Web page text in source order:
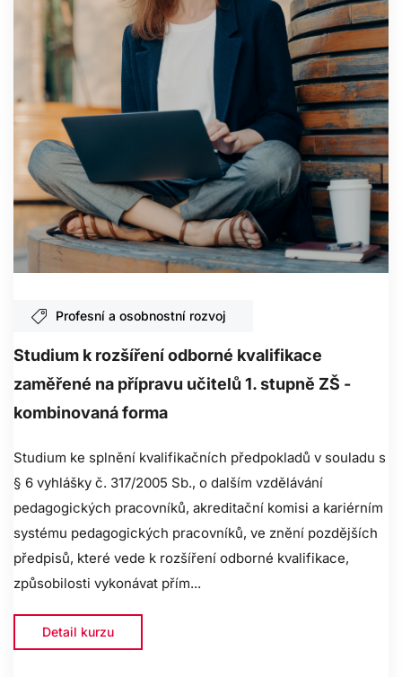
Profesní a osobnostní rozvoj
Studium k rozšíření odborné kvalifikace
zaměřené na přípravu učitelů 1. stupně ZŠ -
kombinovaná forma
Studium ke splnění kvalifikačních předpokladů v souladu s
§ 6 vyhlášky č. 317/2005 Sb., o dalším vzdělávání
pedagogických pracovníků, akreditační komisi a kariérním
systému pedagogických pracovníků, ve znění pozdějších
předpisů, které vede k rozšíření odborné kvalifikace,
způsobilosti vykonávat přím...
Detail kurzu